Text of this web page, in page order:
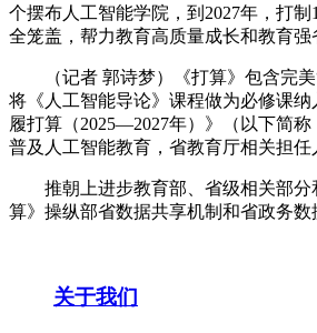
个摆布人工智能学院，到2027年，打
全笼盖，帮力教育高质量成长和教育
（记者 郭诗梦）《打算》包含完美“
将《人工智能导论》课程做为必修课
履打算（2025—2027年）》（以下简
普及人工智能教育，省教育厅相关担任
推朝上进步教育部、省级相关部分和
算》操纵部省数据共享机制和省政务数
关于我们